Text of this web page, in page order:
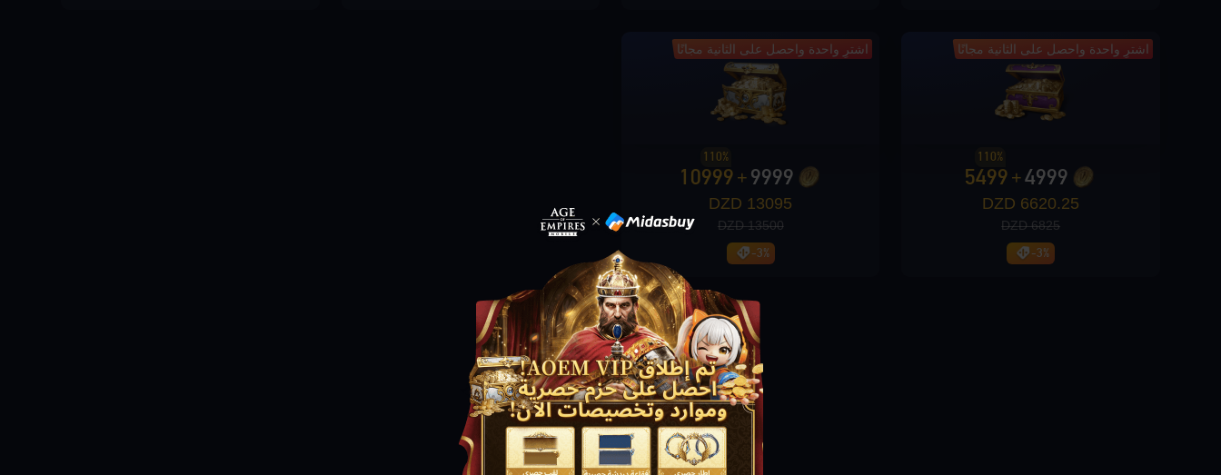
اشترِ واحدة واحصل على الثانية مجانًا
4999
+
5499
110%
6620.25 DZD
6825 DZD
-3%
اشترِ واحدة واحصل على الثانية مجانًا
9999
+
10999
110%
13095 DZD
13500 DZD
-3%